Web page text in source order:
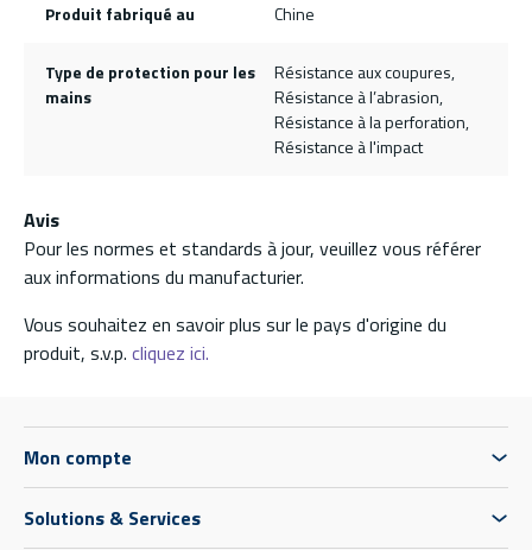
Produit fabriqué au Chine
Type de protection pour les
mains
Résistance aux coupures,
Résistance à l’abrasion,
Résistance à la perforation,
Résistance à l'impact
Avis
Pour les normes et standards à jour, veuillez vous référer
aux informations du manufacturier.
Vous souhaitez en savoir plus sur le pays d'origine du
produit, s.v.p. cliquez ici.
Mon compte
Solutions & Services